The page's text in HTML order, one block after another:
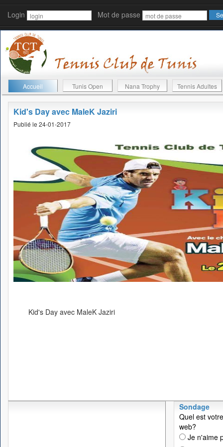
Login Mot de passe
Accueil Tunis Open Nana Trophy Tennis Adultes
Kid's Day avec MaleK Jaziri
Publié le 24-01-2017
Kid's Day avec MaleK Jaziri
Sondage
Quel est
web?
Je n'aime